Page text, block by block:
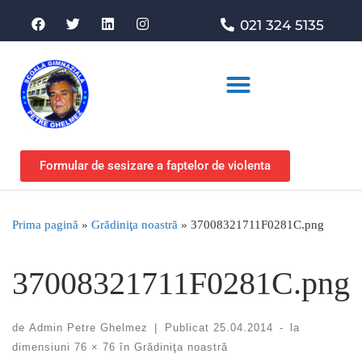
021 324 5135
Formular de sesizare a faptelor de violenta
Prima pagină » Grădiniţa noastră » 37008321711F0281C.png
37008321711F0281C.png
de Admin Petre Ghelmez | Publicat 25.04.2014 -
la
dimensiuni 76 × 76 în Grădiniţa noastră